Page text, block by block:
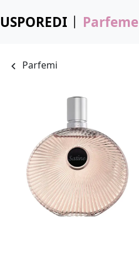
USPOREDI Parfeme
Parfemi